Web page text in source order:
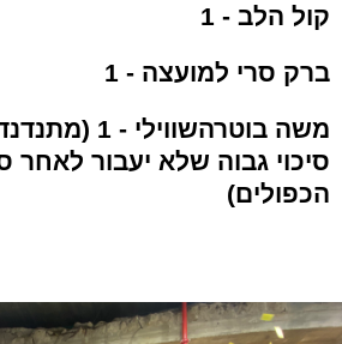
קול הלב - 1
ברק סרי למועצה - 1
סיכוי גבוה שלא יעבור לאחר
הכפולים)